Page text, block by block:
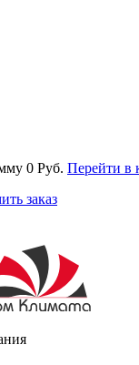
0 Руб. Перейти в
заказ